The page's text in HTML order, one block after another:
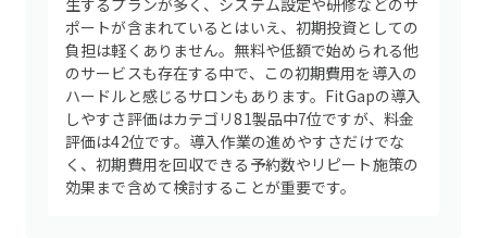
生するプランが多く、システム設定や研修などのサ
ポートが含まれているとはいえ、初期投資としての
負担は軽くありません。無料や低額で始められる他
のサービスも存在する中で、この初期費用を導入の
ハードルと感じるサロンもあります。FitGapの導入
しやすさ評価はカテゴリ81製品中7位ですが、料金
評価は42位です。導入作業の進めやすさだけでな
く、初期費用を回収できる予約数やリピート施策の
効果まで含めて検討することが重要です。